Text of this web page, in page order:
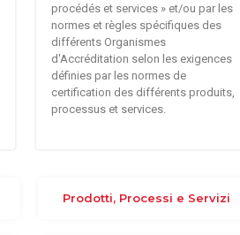
procédés et services » et/ou par les
normes et règles spécifiques des
différents Organismes
d'Accréditation selon les exigences
définies par les normes de
certification des différents produits,
processus et services.
Prodotti, Processi e Servizi